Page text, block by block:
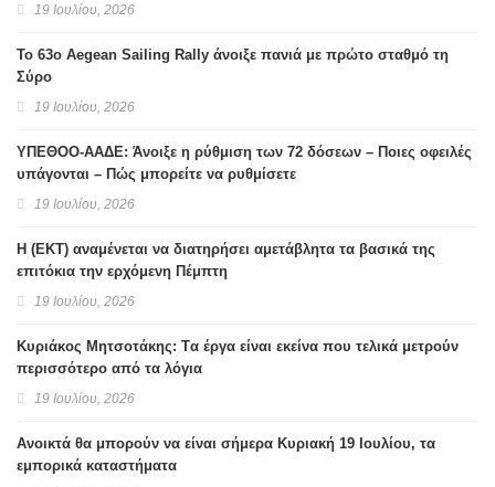
19 Ιουλίου, 2026
Το 63ο Aegean Sailing Rally άνοιξε πανιά με πρώτο σταθμό τη
Σύρο
19 Ιουλίου, 2026
ΥΠΕΘΟΟ-ΑΑΔΕ: Άνοιξε η ρύθμιση των 72 δόσεων – Ποιες οφειλές
υπάγονται – Πώς μπορείτε να ρυθμίσετε
19 Ιουλίου, 2026
H (ΕΚΤ) αναμένεται να διατηρήσει αμετάβλητα τα βασικά της
επιτόκια την ερχόμενη Πέμπτη
19 Ιουλίου, 2026
Κυριάκος Μητσοτάκης: Tα έργα είναι εκείνα που τελικά μετρούν
περισσότερο από τα λόγια
19 Ιουλίου, 2026
Ανοικτά θα μπορούν να είναι σήμερα Κυριακή 19 Ιουλίου, τα
εμπορικά καταστήματα